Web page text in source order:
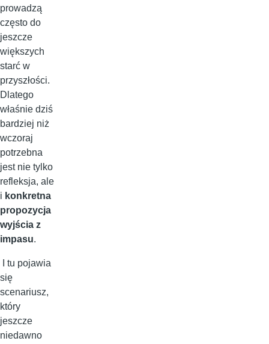
prowadzą
często do
jeszcze
większych
starć w
przyszłości.
Dlatego
właśnie dziś
bardziej niż
wczoraj
potrzebna
jest nie tylko
refleksja, ale
i konkretna
propozycja
wyjścia z
impasu.
I tu pojawia
się
scenariusz,
który
jeszcze
niedawno